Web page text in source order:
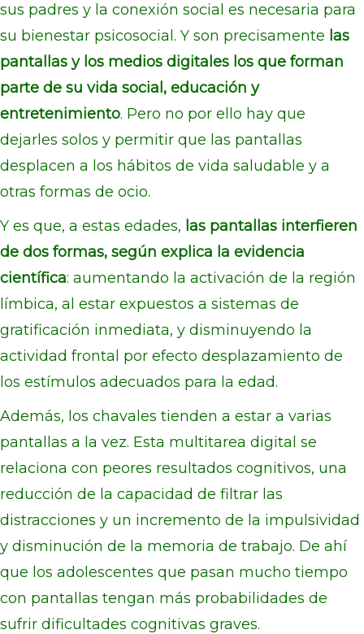
sus padres y la conexión social es necesaria para
su bienestar psicosocial. Y son precisamente las
pantallas y los medios digitales los que forman
parte de su vida social, educación y
entretenimiento. Pero no por ello hay que
dejarles solos y permitir que las pantallas
desplacen a los hábitos de vida saludable y a
otras formas de ocio.
Y es que, a estas edades, las pantallas interfieren
de dos formas, según explica la evidencia
científica: aumentando la activación de la región
límbica, al estar expuestos a sistemas de
gratificación inmediata, y disminuyendo la
actividad frontal por efecto desplazamiento de
los estímulos adecuados para la edad.
Además, los chavales tienden a estar a varias
pantallas a la vez. Esta multitarea digital se
relaciona con peores resultados cognitivos, una
reducción de la capacidad de filtrar las
distracciones y un incremento de la impulsividad
y disminución de la memoria de trabajo. De ahí
que los adolescentes que pasan mucho tiempo
con pantallas tengan más probabilidades de
sufrir dificultades cognitivas graves.